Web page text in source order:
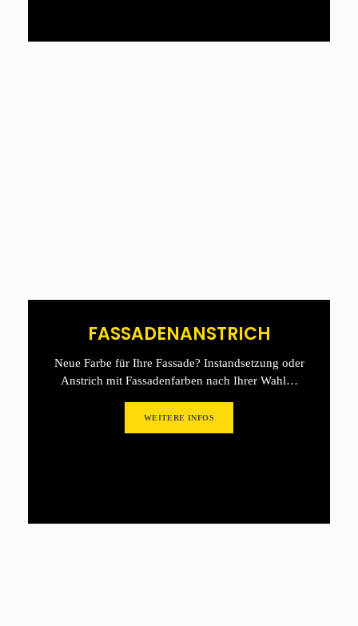
FASSADENANSTRICH
Neue Farbe für Ihre Fassade? Instandsetzung oder
Anstrich mit Fassadenfarben nach Ihrer Wahl…
WEITERE INFOS